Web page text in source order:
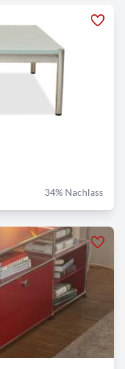
34% Nachlass